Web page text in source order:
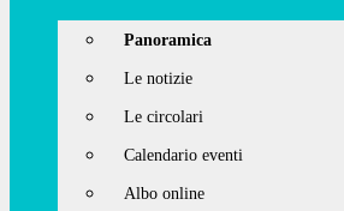
Panoramica
Le notizie
Le circolari
Calendario eventi
Albo online